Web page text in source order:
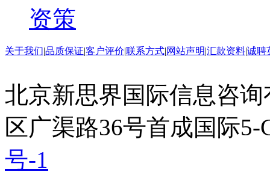
资策
关于我们|品质保证|客户评价|联系方式|网站声明|汇款资料|诚聘
北京新思界国际信息咨
区广渠路36号首成国际
号-1